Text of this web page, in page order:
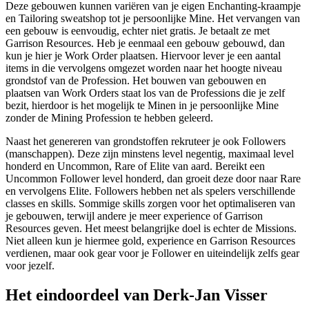
Deze gebouwen kunnen variëren van je eigen Enchanting-kraampje
en Tailoring sweatshop tot je persoonlijke Mine. Het vervangen van
een gebouw is eenvoudig, echter niet gratis. Je betaalt ze met
Garrison Resources. Heb je eenmaal een gebouw gebouwd, dan
kun je hier je Work Order plaatsen. Hiervoor lever je een aantal
items in die vervolgens omgezet worden naar het hoogte niveau
grondstof van de Profession. Het bouwen van gebouwen en
plaatsen van Work Orders staat los van de Professions die je zelf
bezit, hierdoor is het mogelijk te Minen in je persoonlijke Mine
zonder de Mining Profession te hebben geleerd.
Naast het genereren van grondstoffen rekruteer je ook Followers
(manschappen). Deze zijn minstens level negentig, maximaal level
honderd en Uncommon, Rare of Elite van aard. Bereikt een
Uncommon Follower level honderd, dan groeit deze door naar Rare
en vervolgens Elite. Followers hebben net als spelers verschillende
classes en skills. Sommige skills zorgen voor het optimaliseren van
je gebouwen, terwijl andere je meer experience of Garrison
Resources geven. Het meest belangrijke doel is echter de Missions.
Niet alleen kun je hiermee gold, experience en Garrison Resources
verdienen, maar ook gear voor je Follower en uiteindelijk zelfs gear
voor jezelf.
Het eindoordeel van Derk-Jan Visser